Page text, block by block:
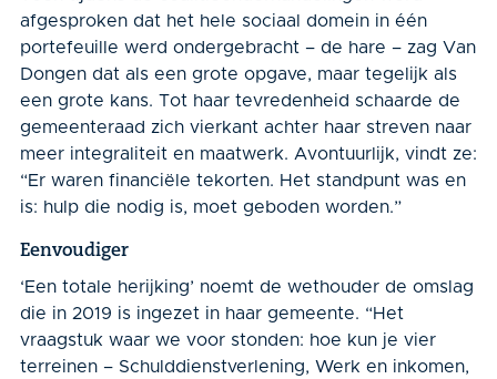
afgesproken dat het hele sociaal domein in één
portefeuille werd ondergebracht – de hare – zag Van
Dongen dat als een grote opgave, maar tegelijk als
een grote kans. Tot haar tevredenheid schaarde de
gemeenteraad zich vierkant achter haar streven naar
meer inte­graliteit en maatwerk. Avontuurlijk, vindt ze:
“Er waren financiële tekorten. Het standpunt was en
is: hulp die nodig is, moet geboden worden.”
Eenvoudiger
‘Een totale herijking’ noemt de wethouder de omslag
die in 2019 is ingezet in haar gemeente. “Het
vraagstuk waar we voor stonden: hoe kun je vier
terreinen – Schulddienstverlening, Werk en inkomen,